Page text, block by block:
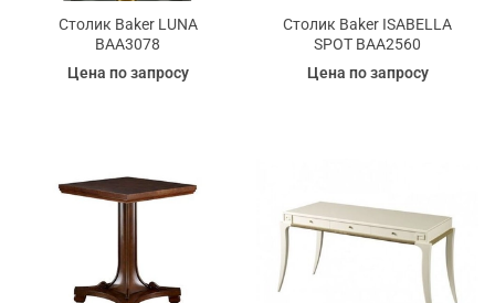
Столик Baker LUNA
BAA3078
Цена по запросу
Столик Baker ISABELLA
SPOT BAA2560
Цена по запросу